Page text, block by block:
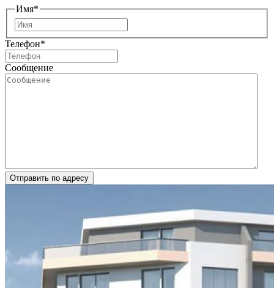
Имя*
Телефон*
Сообщение
Отправить по адресу